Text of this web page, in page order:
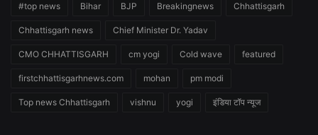
#top news Bihar BJP Breakingnews Chhattisgarh
Chhattisgarh news Chief Minister Dr. Yadav
CMO CHHATTISGARH cm yogi Cold wave featured
firstchhattisgarhnews.com mohan pm modi
Top news Chhattisgarh vishnu yogi इंडिया टॉप न्यूज